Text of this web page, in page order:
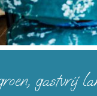
gastvrij